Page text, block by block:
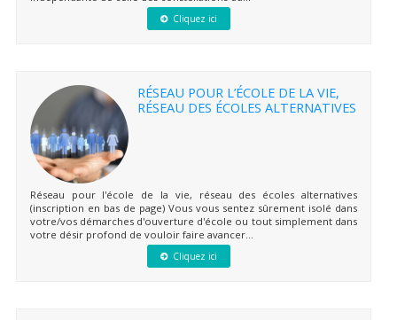
Cliquez ici
RÉSEAU POUR L’ÉCOLE DE LA VIE,
RÉSEAU DES ÉCOLES ALTERNATIVES
Réseau pour l'école de la vie, réseau des écoles alternatives
(inscription en bas de page) Vous vous sentez sûrement isolé dans
votre/vos démarches d'ouverture d'école ou tout simplement dans
votre désir profond de vouloir faire avancer...
Cliquez ici